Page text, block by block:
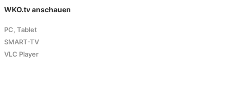
WKO.tv anschauen
PC, Tablet
SMART-TV
VLC Player